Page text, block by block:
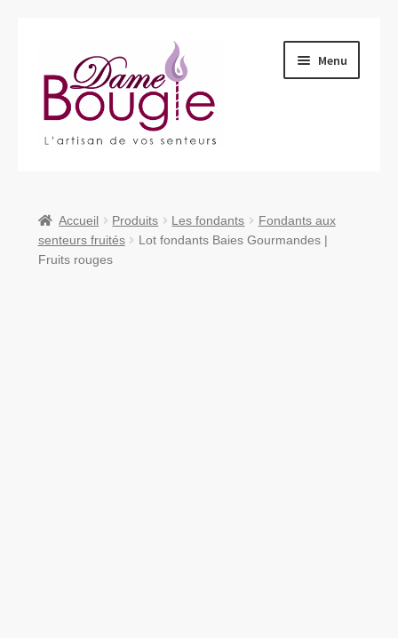
à
la
navigation
au
contenu
Menu
enfant
Produits
Nous retrouver
Accueil Produits Les fondants
Fondants aux
senteurs fruités
Lot fondants Baies Gourmandes |
Fruits rouges